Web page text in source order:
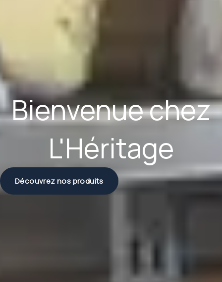
Bienvenue chez
L'Héritage
Découvrez nos produits